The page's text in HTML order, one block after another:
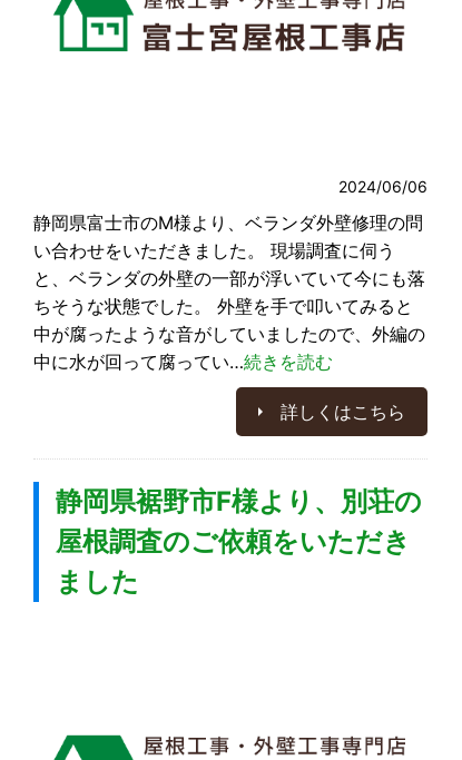
2024/06/06
静岡県富士市のM様より、ベランダ外壁修理の問
い合わせをいただきました。 現場調査に伺う
と、ベランダの外壁の一部が浮いていて今にも落
ちそうな状態でした。 外壁を手で叩いてみると
中が腐ったような音がしていましたので、外編の
中に水が回って腐ってい…続きを読む
詳しくはこちら
静岡県裾野市F様より、別荘の
屋根調査のご依頼をいただき
ました